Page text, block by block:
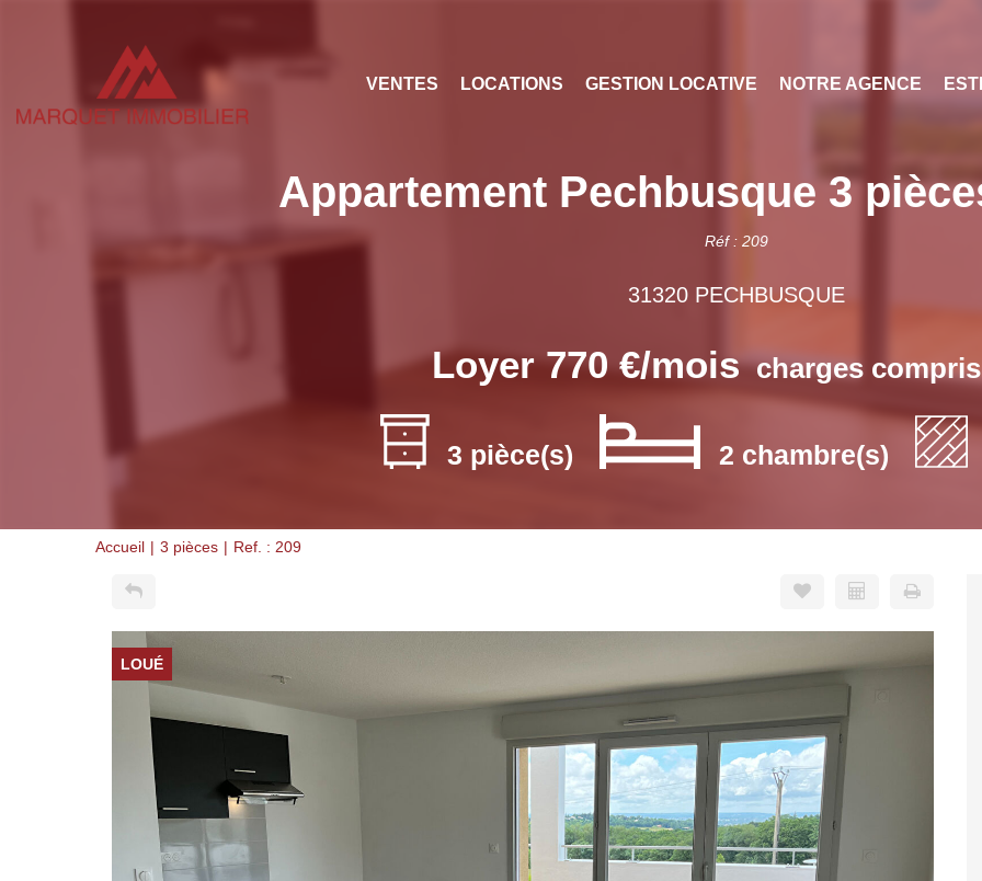
VENTES LOCATIONS GESTION LOCATIVE NOTRE AGENCE
Appartement Pechbusque 3
Réf : 209
31320 PECHBUSQUE
Loyer 770 €/mois charges
3 pièce(s) 2 chambre(s)
Accueil 3 pièces Ref. : 209
LOUÉ